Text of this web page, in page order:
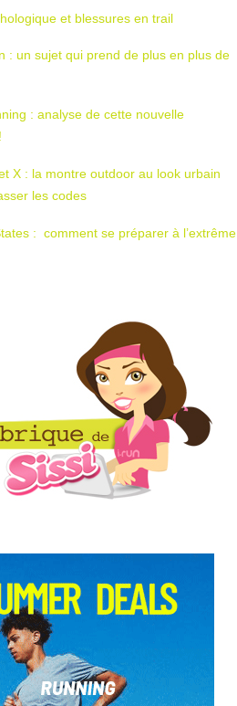
et blessures en trail
: un sujet qui prend de plus en plus de
: analyse de cette nouvelle
X : la montre outdoor au look urbain
les codes
: comment se préparer à l’extrême